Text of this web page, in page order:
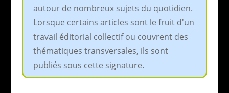
autour de nombreux sujets du quotidien.
Lorsque certains articles sont le fruit d'un
travail éditorial collectif ou couvrent des
thématiques transversales, ils sont
publiés sous cette signature.